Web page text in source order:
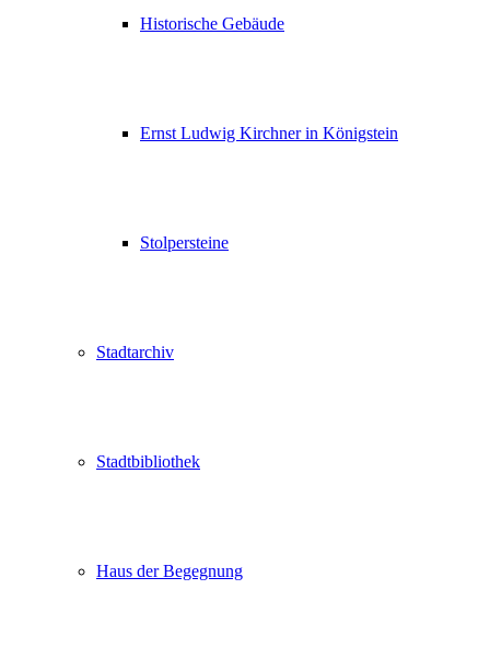
Historische Gebäude
Ernst Ludwig Kirchner in Königstein
Stolpersteine
Stadtarchiv
Stadtbibliothek
Haus der Begegnung